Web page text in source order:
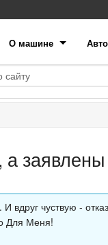
О машине
а
вдруг чуствую -
Для Меня!